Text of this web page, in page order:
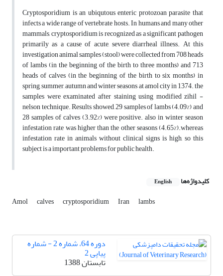
Cryptosporidium is an ubiqutous enteric protozoan parasite that
infects a wide range of vertebrate hosts. In humans and many other
mammals, cryptosporidium is recognized as a significant pathogen
primarily as a cause of acute, severe diarrheal illness. At this
investigation animal samples (stool) were collected from 708 heads
of lambs (in the beginning of the birth to three months) and 713
heads of calves (in the beginning of the birth to six months) in
spring, summer, autumn and winter seasons at amol city in 1374. the
samples were examinated after staining using modified zihil -
nelson technique. Results showed, 29 samples of lambs (4.09%) and
28 samples of calves (3.92%) were positive. also in winter season
infestation rate was higher than the other seasons (4.65%).whereas
infestation rate in animals without clinical signs is high, so this
subject is a important problems for public health.
کلیدواژه‌ها English
Amol calves cryptosporidium Iran lambs
دوره 64، شماره 2 - شماره
پیاپی 2
تابستان 1388